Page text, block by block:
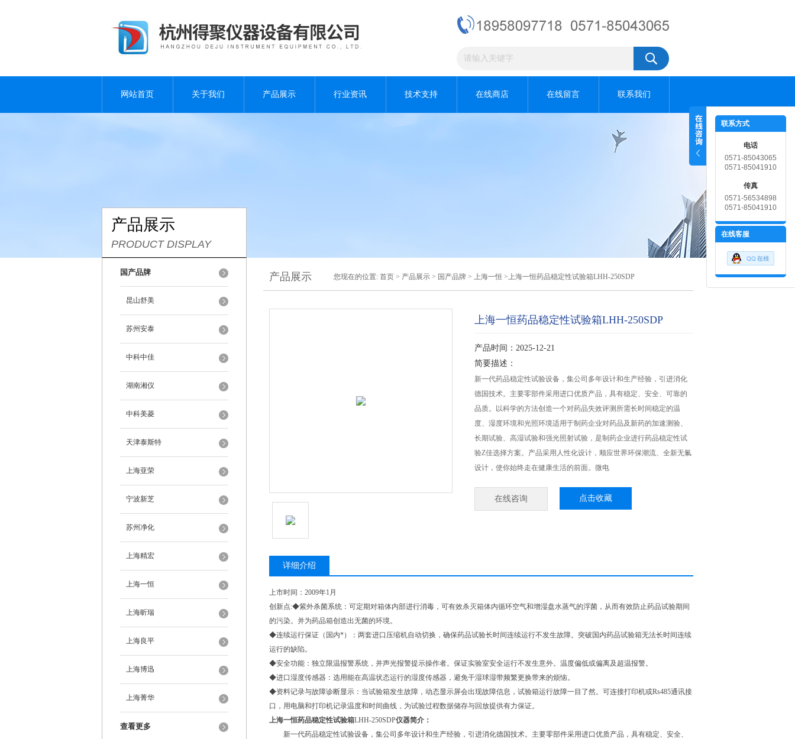
网站首页 关于我们 产品展示 行业资讯 技术支持 在线商店 在线留言 联系我们
产品展示
PRODUCT DISPLAY
国产品牌
昆山舒美
苏州安泰
中科中佳
湖南湘仪
中科美菱
天津泰斯特
上海亚荣
宁波新芝
苏州净化
上海精宏
上海一恒
上海昕瑞
上海良平
上海博迅
上海菁华
查看更多
产品展示 您现在的位置: 首页 > 产品展示 > 国产品牌 > 上海一恒 >上海一恒药品稳定性试验箱LHH-250SDP
上海一恒药品稳定性试验箱LHH-250SDP
产品时间：2025-12-21
简要描述：
新一代药品稳定性试验设备，集公司多年设计和生产经验，引进消化
德国技术。主要零部件采用进口优质产品，具有稳定、安全、可靠的
品质。以科学的方法创造一个对药品失效评测所需长时间稳定的温
度、湿度环境和光照环境适用于制药企业对药品及新药的加速测验、
长期试验、高湿试验和强光照射试验，是制药企业进行药品稳定性试
验Z佳选择方案。产品采用人性化设计，顺应世界环保潮流、全新无氟
设计，使你始终走在健康生活的前面。微电
在线咨询 点击收藏
详细介绍
上市时间：2009年1月
创新点:◆紫外杀菌系统：可定期对箱体内部进行消毒，可有效杀灭箱体内循环空气和增湿盘水蒸气的浮菌，从而有效防止药品试验期间
的污染。并为药品箱创造出无菌的环境。
◆连续运行保证（国内*）：两套进口压缩机自动切换，确保药品试验长时间连续运行不发生故障。突破国内药品试验箱无法长时间连续
运行的缺陷。
◆安全功能：独立限温报警系统，并声光报警提示操作者。保证实验室安全运行不发生意外。温度偏低或偏离及超温报警。
◆进口湿度传感器：选用能在高温状态运行的湿度传感器，避免干湿球湿带频繁更换带来的烦恼。
◆资料记录与故障诊断显示：当试验箱发生故障，动态显示屏会出现故障信息，试验箱运行故障一目了然。可连接打印机或Rs485通讯接
口，用电脑和打印机记录温度和时间曲线，为试验过程数据储存与回放提供有力保证。
上海一恒药品稳定性试验箱LHH-250SDP仪器简介：
新一代药品稳定性试验设备，集公司多年设计和生产经验，引进消化德国技术。主要零部件采用进口优质产品，具有稳定、安全、
联系方式
电话
0571-85043065
0571-85041910
传真
0571-56534898
0571-85041910
在线客服